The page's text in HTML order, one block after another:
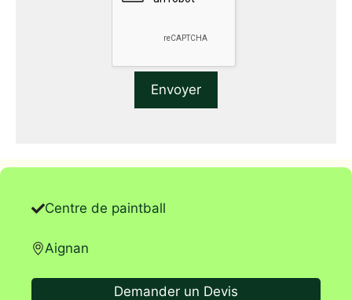
Centre de paintball
Aignan
Demander un Devis